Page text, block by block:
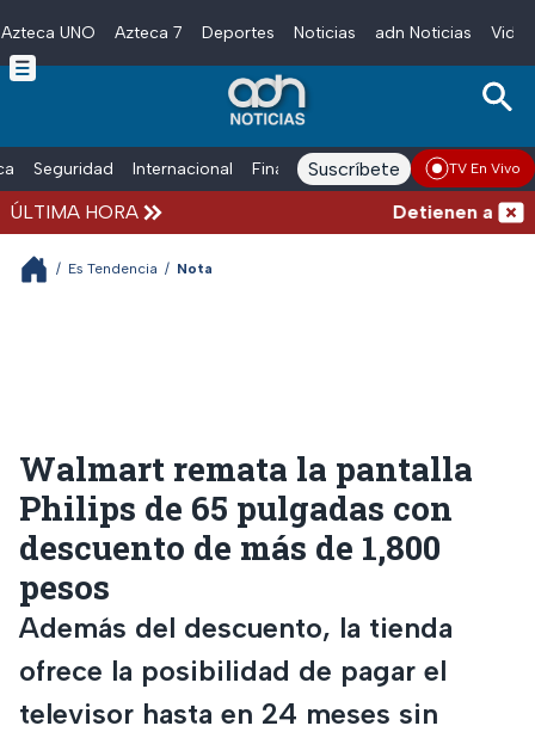
Skip to main content
Azteca UNO Azteca 7 Deportes Noticias adn Noticias
Seguridad Internacional Finanzas adn Noticias Radio
Suscríbete TV En Vivo
ÚLTIMA HORA Detienen al
/ Es Tendencia / Nota
Walmart remata la pantalla
Philips de 65 pulgadas con
descuento de más de 1,800
pesos
Además del descuento, la tienda
ofrece la posibilidad de pagar el
televisor hasta en 24 meses sin